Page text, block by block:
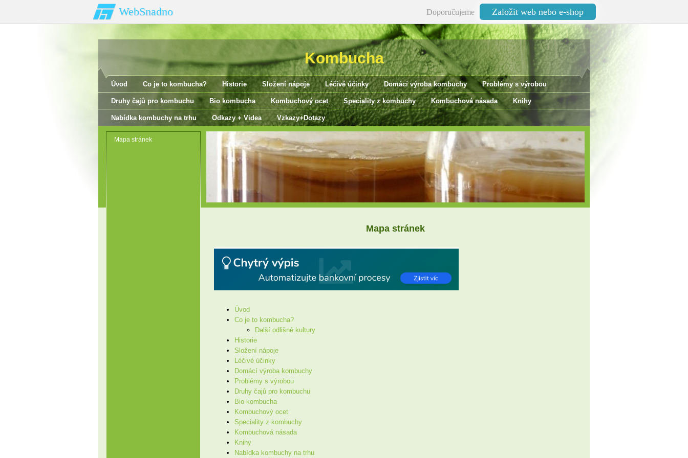
WebSnadno Doporučujeme Založit web nebo e-shop
Kombucha
Úvod Co je to kombucha? Historie Složení nápoje Léčivé účinky Domácí výroba kombuchy Problémy s výrobou
Druhy čajů pro kombuchu Bio kombucha Kombuchový ocet Speciality z kombuchy Kombuchová násada Knihy
Nabídka kombuchy na trhu Odkazy + Videa Vzkazy+Dotazy
Mapa stránek
Mapa stránek
Úvod
Co je to kombucha?
Další odlišné kultury
Historie
Složení nápoje
Léčivé účinky
Domácí výroba kombuchy
Problémy s výrobou
Druhy čajů pro kombuchu
Bio kombucha
Kombuchový ocet
Speciality z kombuchy
Kombuchová násada
Knihy
Nabídka kombuchy na trhu